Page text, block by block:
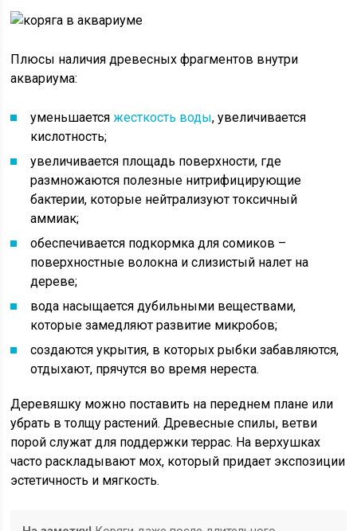
Плюсы наличия древесных фрагментов внутри
аквариума:
уменьшаетсяжесткость воды, увеличивается
кислотность;
увеличивается площадь поверхности, где
размножаются полезные нитрифицирующие
бактерии, которые нейтрализуют токсичный
аммиак;
обеспечивается подкормка для сомиков –
поверхностные волокна и слизистый налет на
дереве;
вода насыщается дубильными веществами,
которые замедляют развитие микробов;
создаются укрытия, в которых рыбки забавляются,
отдыхают, прячутся во время нереста.
Деревяшку можно поставить на переднем плане или
убрать в толщу растений. Древесные спилы, ветви
порой служат для поддержки террас. На верхушках
часто раскладывают мох, который придает экспозиции
эстетичность и мягкость.